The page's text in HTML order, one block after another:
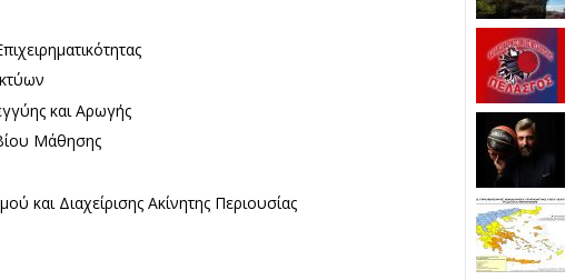
και Αρωγής
Μάθησης
και Διαχείρισης Ακίνητης Περιουσίας